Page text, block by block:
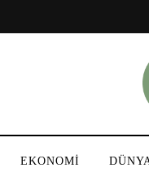
EKONOMİ